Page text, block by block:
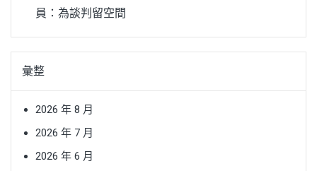
員：為談判留空間
彙整
2026 年 8 月
2026 年 7 月
2026 年 6 月